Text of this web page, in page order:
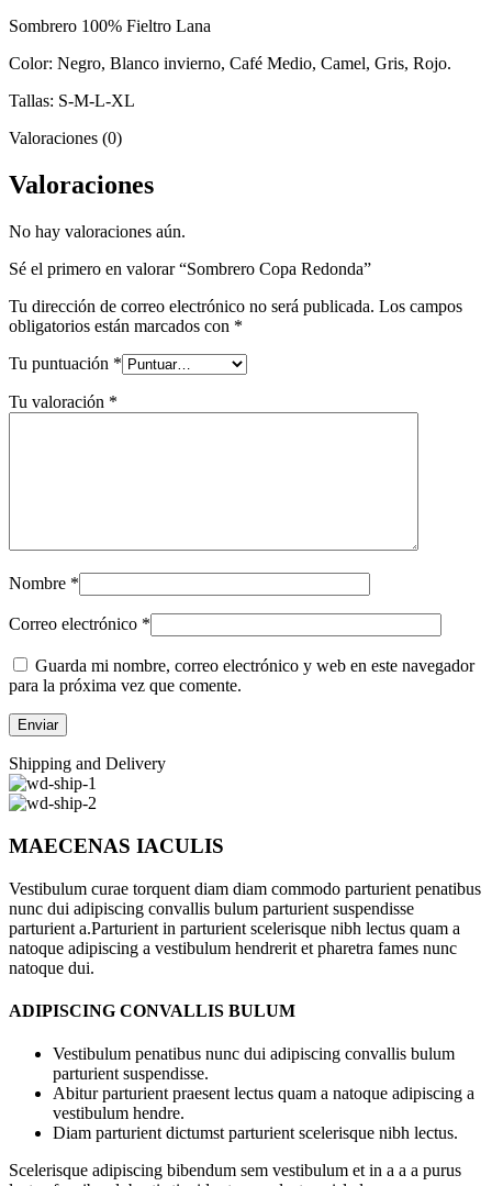
Sombrero 100% Fieltro Lana
Color: Negro, Blanco invierno, Café Medio, Camel, Gris, Rojo.
Tallas: S-M-L-XL
Valoraciones (0)
Valoraciones
No hay valoraciones aún.
Sé el primero en valorar “Sombrero Copa Redonda”
Tu dirección de correo electrónico no será publicada. Los campos
obligatorios están marcados con *
Tu puntuación *
Tu valoración *
Nombre *
Correo electrónico *
Guarda mi nombre, correo electrónico y web en este navegador
para la próxima vez que comente.
Shipping and Delivery
MAECENAS IACULIS
Vestibulum curae torquent diam diam commodo parturient penatibus
nunc dui adipiscing convallis bulum parturient suspendisse
parturient a.Parturient in parturient scelerisque nibh lectus quam a
natoque adipiscing a vestibulum hendrerit et pharetra fames nunc
natoque dui.
ADIPISCING CONVALLIS BULUM
Vestibulum penatibus nunc dui adipiscing convallis bulum
parturient suspendisse.
Abitur parturient praesent lectus quam a natoque adipiscing a
vestibulum hendre.
Diam parturient dictumst parturient scelerisque nibh lectus.
Scelerisque adipiscing bibendum sem vestibulum et in a a a purus